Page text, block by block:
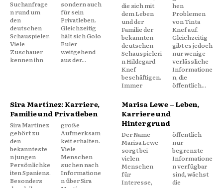
Suchanfrage
n rund um
den
deutschen
Schauspieler.
Viele
Zuschauer
kennen ihn
sondern auch
für sein
Privatleben.
Gleichzeitig
hält sich Golo
Euler
weitgehend
aus der...
die sich mit
dem Leben
und der
Familie der
bekannten
deutschen
Schauspieleri
n Hildegard
Knef
beschäftigen.
Immer
hen
Problemen
von Tinta
Knef auf.
Gleichzeitig
gibt es jedoch
nur wenige
verlässliche
Informatione
n, die
öffentlich...
Sira Martínez: Karriere,
Familie und Privatleben
Sira Martínez
gehört zu
den
bekannteste
n jungen
Persönlichke
iten Spaniens.
Besonders
große
Aufmerksam
keit erhalten.
Viele
Menschen
suchen nach
Informatione
n über Sira
Marisa Lewe – Leben,
Karriere und
Hintergrund
Der Name
Marisa Lewe
sorgt bei
vielen
Menschen
für
Interesse,
öffentlich
nur
begrenzte
Informatione
n verfügbar
sind, wächst
die